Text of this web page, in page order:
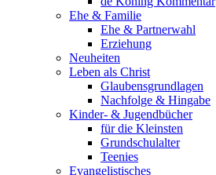
Ehe & Familie
Ehe & Partnerwahl
Erziehung
Neuheiten
Leben als Christ
Glaubensgrundlagen
Nachfolge & Hingabe
Kinder- & Jugendbücher
für die Kleinsten
Grundschulalter
Teenies
Evangelistisches